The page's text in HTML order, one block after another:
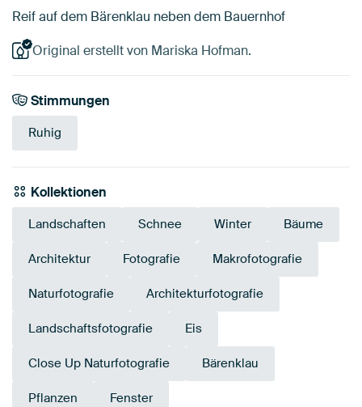
Reif auf dem Bärenklau neben dem Bauernhof
Original erstellt von Mariska Hofman.
Stimmungen
Ruhig
Kollektionen
Landschaften Schnee Winter Bäume
Architektur Fotografie Makrofotografie
Naturfotografie Architekturfotografie
Landschaftsfotografie Eis
Close Up Naturfotografie Bärenklau
Pflanzen Fenster